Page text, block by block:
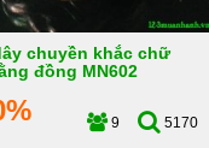
chuyền khắc chữ
đồng MN602
9
5170